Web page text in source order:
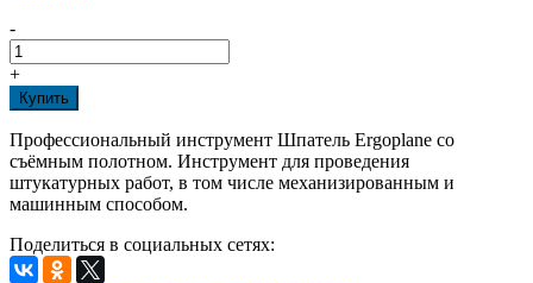
-
+
Купить
Профессиональный инструмент Шпатель Ergoplane со
съёмным полотном. Инструмент для проведения
штукатурных работ, в том числе механизированным и
машинным способом.
Поделиться в социальных сетях: